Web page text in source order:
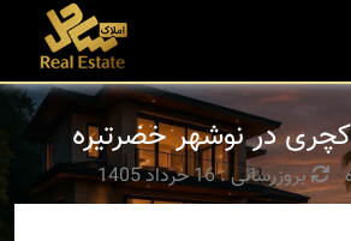
در نوشهر خضرتیره
بروزرسانی : 16 خرداد 1405